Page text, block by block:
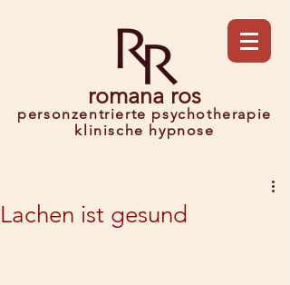
romana ros
personzentrierte psychotherapie
klinische hypnose
Lachen ist gesund